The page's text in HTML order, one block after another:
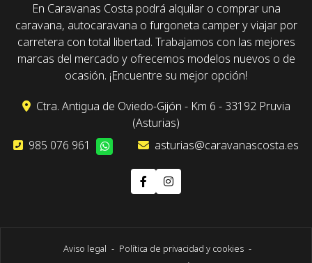
En Caravanas Costa podrá alquilar o comprar una
caravana, autocaravana o furgoneta camper y viajar por
carretera con total libertad. Trabajamos con las mejores
marcas del mercado y ofrecemos modelos nuevos o de
ocasión. ¡Encuentre su mejor opción!
Ctra. Antigua de Oviedo-Gijón - Km 6 - 33192 Pruvia
(Asturias)
985 076 961
asturias@caravanascosta.es
Aviso legal - Política de privacidad y cookies -